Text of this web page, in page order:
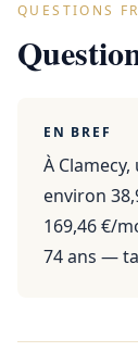
QUESTIONS
EN BREF
À
environ
169,46 €/
74 ans —